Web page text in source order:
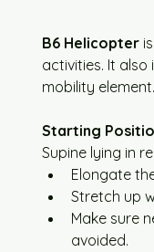
B6 Helicopter
activities. It
mobility element.
Starting
Supine lying in
Elongate
Stretch up
Make sure
avoided.